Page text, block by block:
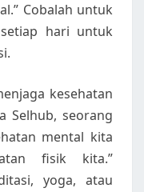
Cobalah untuk
hari untuk
kesehatan
Selhub, seorang
mental kita
fisik kita.”
yoga, atau